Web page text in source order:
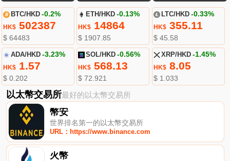
BTC/HKD -0.2%
HK$502387
$ 64483
ETH/HKD -0.13%
HK$ 14864
$ 1907.85
LTC/HKD -0.33%
HK$355.11
$ 45.58
ADA/HKD -3.23%
HK$1.57
$ 0.202
SOL/HKD -0.56%
HK$ 568.13
$ 72.921
XRP/HKD -1.45%
HK$8.05
$ 1.033
以太幣交易所最好的以太幣交易所
幣安
世界排名第一的以太幣交易所
URL：https://www.binance.com
火幣